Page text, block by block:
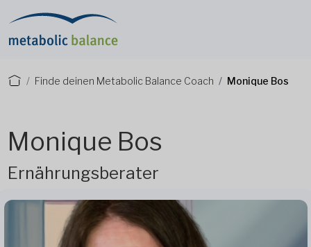
Finde deinen Metabolic Balance Coach Monique Bos
Monique Bos
Ernährungsberater